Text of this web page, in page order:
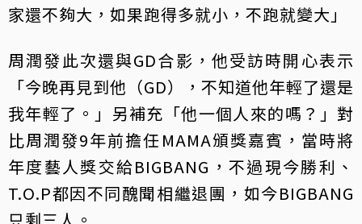
家還不夠大，如果跑得多就小，不跑就變大」
周潤發此次還與GD合影，他受訪時開心表示
「今晚再見到他（GD），不知道他年輕了還是
我年輕了。」另補充「他一個人來的嗎？」對
比周潤發9年前擔任MAMA頒獎嘉賓，當時將
年度藝人獎交給BIGBANG，不過現今勝利、
T.O.P都因不同醜聞相繼退團，如今BIGBANG